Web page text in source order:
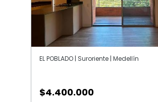
EL POBLADO | Suroriente | Medellín
$4.400.000